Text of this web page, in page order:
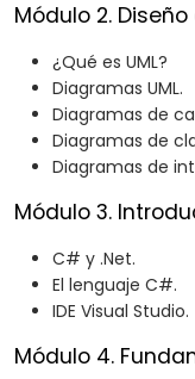
Módulo 2.
¿Qué es UML?
Diagramas UML.
Diagramas de
Diagramas de
Diagramas de
Módulo 3.
C# y .Net.
El lenguaje C#.
IDE Visual Studio.
Módulo 4.